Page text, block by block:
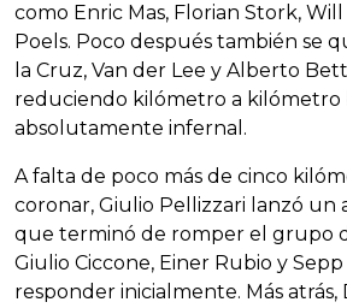
como Enric Mas, Florian Stork,
Poels. Poco después también se
la Cruz, Van der Lee y Alberto
reduciendo kilómetro a kilómetro
absolutamente infernal.
A falta de poco más de cinco
coronar, Giulio Pellizzari lanzó
que terminó de romper el grupo
Giulio Ciccone, Einer Rubio y
responder inicialmente. Más atrás,